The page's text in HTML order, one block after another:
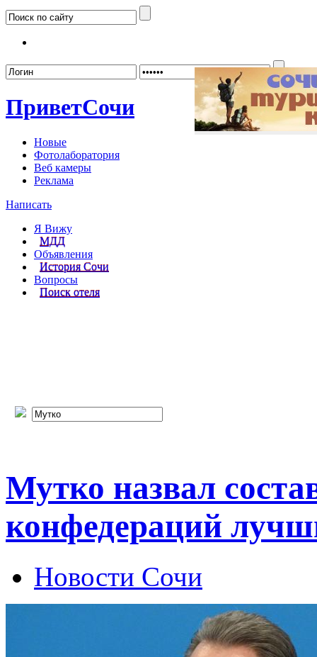
ПриветСочи
Новые
Фотолаборатория
Веб камеры
Реклама
Написать
Я Вижу
МДД
Объявления
История Сочи
Вопросы
Поиск отеля
Мутко назвал
конфедераций
Новости Сочи